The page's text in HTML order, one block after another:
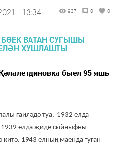
- 13:34 937 0 0
быел 95 яшь
гаиләдә туа. 1932 елда
1939 елда җиде сыйныфны
1943 елның маенда туган